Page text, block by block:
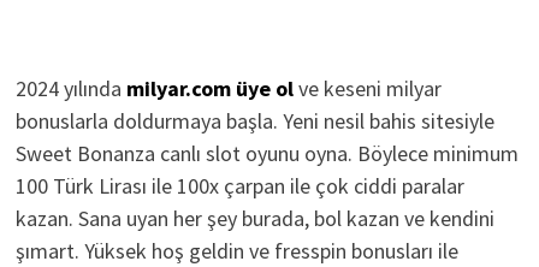
2024 yılında milyar.com üye olve keseni milyar
bonuslarla doldurmaya başla. Yeni nesil bahis sitesiyle
Sweet Bonanza canlı slot oyunu oyna. Böylece minimum
100 Türk Lirası ile 100x çarpan ile çok ciddi paralar
kazan. Sana uyan her şey burada, bol kazan ve kendini
şımart. Yüksek hoş geldin ve fresspin bonusları ile